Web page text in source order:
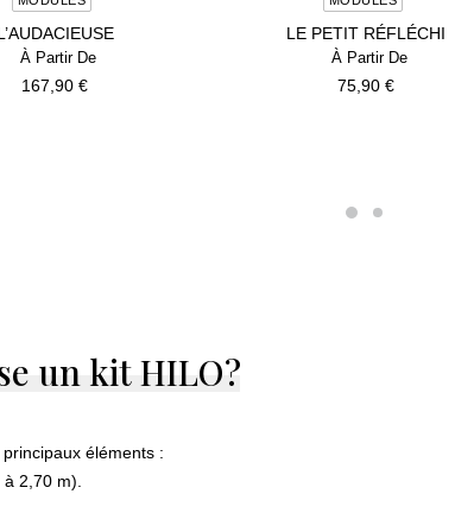
167,90 €
LE PETIT RÉFLÉCHI
75,90 €
un kitHILO ?
éléments :
2,70 m).